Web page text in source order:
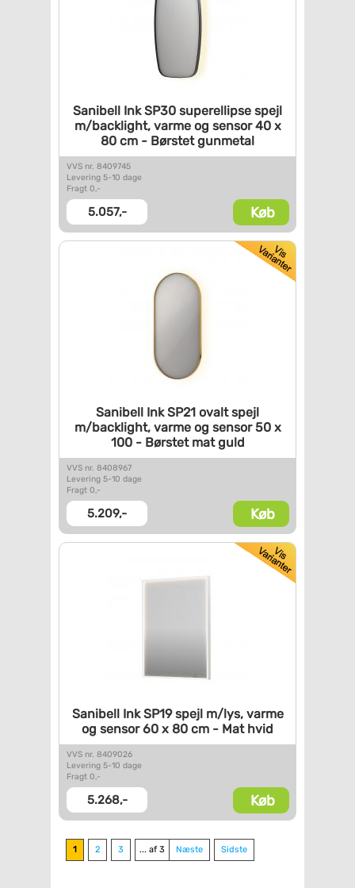
Sanibell Ink SP30 superellipse spejl
m/backlight, varme og sensor 40 x
80 cm - Børstetgunmetal
VVS nr. 8409745
Levering 5-10 dage
Fragt 0,-
5.057,- Køb
Sanibell Ink SP21 ovalt spejl
m/backlight, varme og sensor50 x
100 - Børstet mat guld
VVS nr. 8408967
Levering 5-10 dage
Fragt 0,-
5.209,- Køb
Sanibell Ink SP19 spejl m/lys,varme
og sensor 60 x 80 cm - Mat hvid
VVS nr. 8409026
Levering 5-10 dage
Fragt 0,-
5.268,- Køb
1 2 3 ... af 3 Næste Sidste